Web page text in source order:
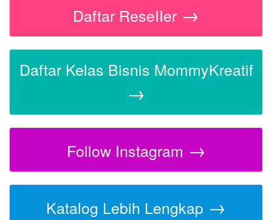
Daftar ReseIIer →
Daftar Kelas Bisnis MommyKreatif
→
Follow Instagram →
Katalog Lebih Lengkap →